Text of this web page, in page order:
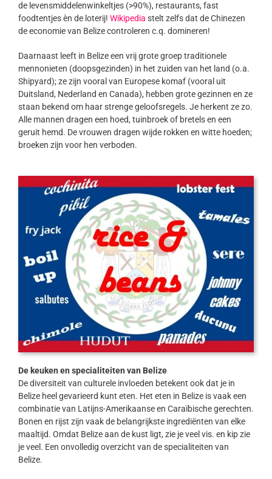
de levensmiddelenwinkeltjes (>90%), restaurants, fast
foodtentjes èn de loterij! Wikipedia stelt zelfs dat de Chinezen
de economie van Belize controleren c.q. domineren!
Daarnaast leeft in Belize een vrij grote groep traditionele
mennonieten (doopsgezinden) in het zuiden van het land (o.a.
Shipyard); ze zijn vooral van Europese komaf (vooral uit
Duitsland, Nederland en Canada), hebben grote gezinnen en ze
staan bekend om haar strenge geloofsregels. Je herkent ze zo.
Alle mannen dragen een hoed, tuinbroek of bretels en een
geruit hemd. De vrouwen dragen wijde rokken en witte hoeden;
broeken zijn voor hen verboden.
De keuken en specialiteiten van Belize
De diversiteit van culturele invloeden betekent ook dat je in
Belize heel gevarieerd kunt eten. Het eten in Belize is vaak een
combinatie van Latijns-Amerikaanse en Caraïbische gerechten.
Bonen en rijst zijn vaak de belangrijkste ingrediënten van elke
maaltijd. Omdat Belize aan de kust ligt, zie je veel vis. en kip zie
je veel. Een onvolledig overzicht van de specialiteiten van
Belize.